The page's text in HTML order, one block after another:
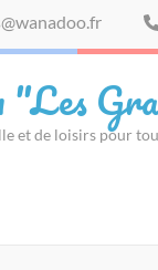
"Les
et de loisirs pour